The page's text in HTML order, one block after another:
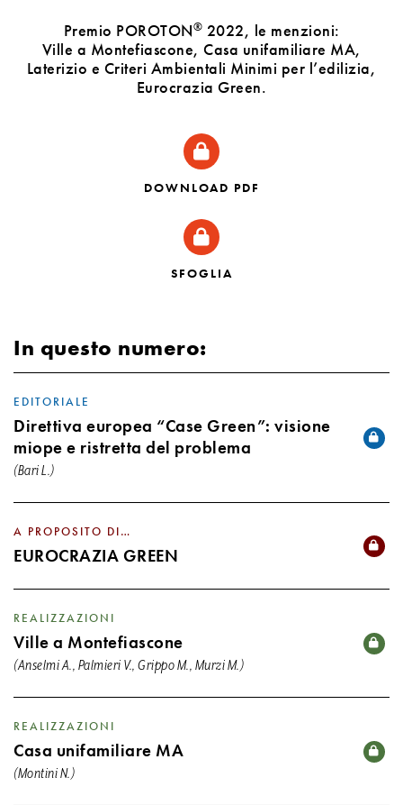
Premio POROTON® 2022, le menzioni:
Ville a Montefiascone, Casa unifamiliare MA,
Laterizio e Criteri Ambientali Minimi per l’edilizia,
Eurocrazia Green.
DOWNLOAD PDF
SFOGLIA
In questo numero:
EDITORIALE
Direttiva europea “Case Green”: visione
miope e ristretta del problema
(Bari L.)
A PROPOSITO DI…
EUROCRAZIA GREEN
REALIZZAZIONI
Ville a Montefiascone
(Anselmi A., Palmieri V., Grippo M., Murzi M.)
REALIZZAZIONI
Casa unifamiliare MA
(Montini N.)